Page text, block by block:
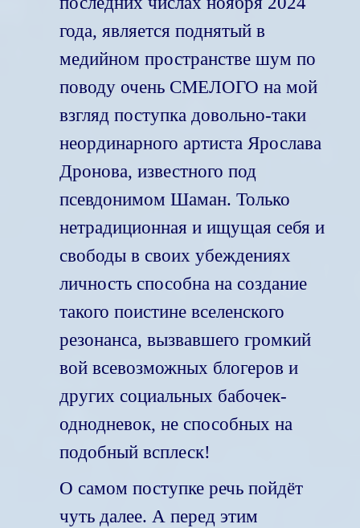
года, является поднятый в
медийном пространстве шум по
поводу очень СМЕЛОГО на мой
взгляд поступка довольно-таки
неординарного артиста Ярослава
Дронова, известного под
псевдонимом Шаман. Только
нетрадиционная и ищущая себя и
свободы в своих убеждениях
личность способна на создание
такого поистине вселенского
резонанса, вызвавшего громкий
вой всевозможных блогеров и
других социальных бабочек-
однодневок, не способных на
подобный всплеск!
О самом поступке речь пойдёт
чуть далее. А перед этим